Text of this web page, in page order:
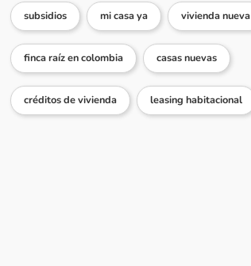
subsidios mi casa ya vivienda nueva
finca raíz en colombia casas nuevas
créditos de vivienda leasing habitacional